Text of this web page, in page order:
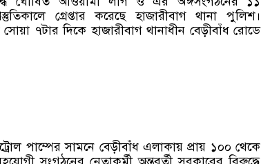
গ্রেপ্তার করেছে হাজারীবাগ থানা পুলিশ।
৭টার দিকে হাজারীবাগ থানাধীন বেড়ীবাঁধ রোডে
পাম্পের সামনে বেড়ীবাঁধ এলাকায় প্রায় ১০০ থেকে